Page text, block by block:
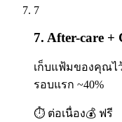
7
7. After-care +
เก็บแฟ้มของคุณไ
รอบแรก ~40%
⏱ ต่อเนื่อง💰 ฟรี